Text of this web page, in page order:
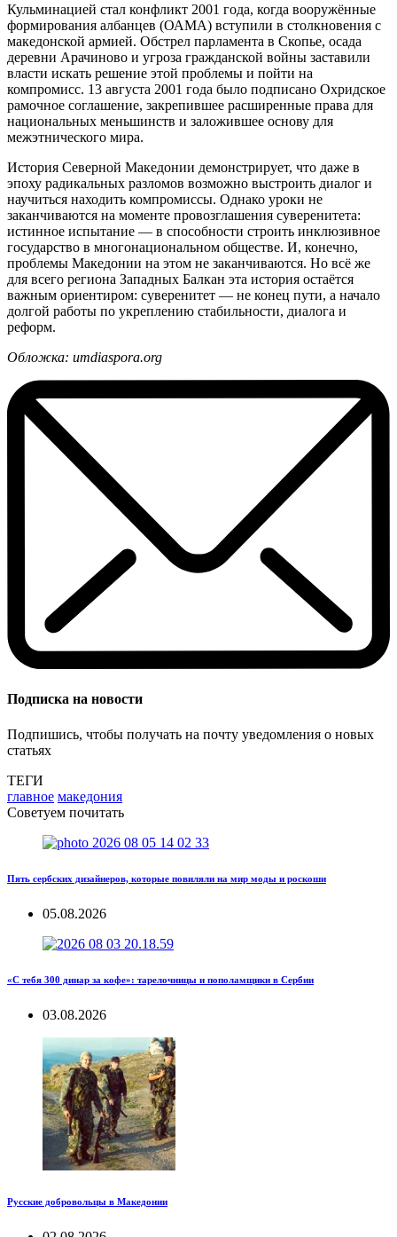
Кульминацией стал конфликт 2001 года, когда вооружённые
формирования албанцев (ОАМА) вступили в столкновения с
македонской армией. Обстрел парламента в Скопье, осада
деревни Арачиново и угроза гражданской войны заставили
власти искать решение этой проблемы и пойти на
компромисс. 13 августа 2001 года было подписано Охридское
рамочное соглашение, закрепившее расширенные права для
национальных меньшинств и заложившее основу для
межэтнического мира.
История Северной Македонии демонстрирует, что даже в
эпоху радикальных разломов возможно выстроить диалог и
научиться находить компромиссы. Однако уроки не
заканчиваются на моменте провозглашения суверенитета:
истинное испытание — в способности строить инклюзивное
государство в многонациональном обществе. И, конечно,
проблемы Македонии на этом не заканчиваются. Но всё же
для всего региона Западных Балкан эта история остаётся
важным ориентиром: суверенитет — не конец пути, а начало
долгой работы по укреплению стабильности, диалога и
реформ.
Обложка: umdiaspora.org
Подписка на новости
Подпишись, чтобы получать на почту уведомления о новых
статьях
ТЕГИ
главное македония
Советуем почитать
Пять сербских дизайнеров, которые повиляли на мир моды и роскоши
05.08.2026
«С тебя 300 динар за кофе»: тарелочницы и пополамщики в Сербии
03.08.2026
Русские добровольцы в Македонии